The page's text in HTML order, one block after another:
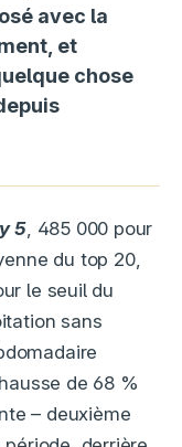
avec la
et
chose
5, 485 000 pour
du top 20,
le seuil du
sans
de 68 %
– deuxième